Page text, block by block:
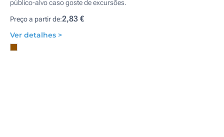
público-alvo caso goste de excursões.
Preço a partir de:2,83 €
Ver detalhes >